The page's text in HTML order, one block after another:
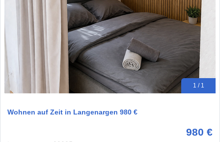
1 / 1
Wohnen auf Zeit in Langenargen 980 €
980 €